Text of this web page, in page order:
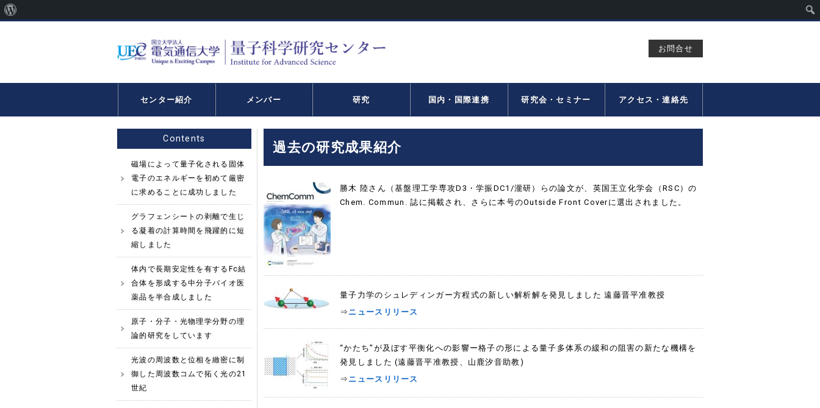
お問合せ
センター紹介 メンバー 研究 国内・国際連携 研究会・セミナー アクセス・連絡先
Contents
磁場によって量子化される固体
電子のエネルギーを初めて厳密
に求めることに成功しました
グラフェンシートの剥離で生じ
る凝着の計算時間を飛躍的に短
縮しました
体内で長期安定性を有するFc結
合体を形成する中分子バイオ医
薬品を半合成しました
原子・分子・光物理学分野の理
論的研究をしています
光波の周波数と位相を緻密に制
御した周波数コムで拓く光の21
世紀
過去の研究成果紹介
勝木 陸さん（基盤理工学専攻D3・学振DC1/瀧研）らの論文が、英国王立化学会（RSC）の
Chem. Commun. 誌に掲載され、さらに本号のOutside Front Coverに選出されました。
量子力学のシュレディンガー方程式の新しい解析解を発見しました 遠藤晋平准教授
⇒ ニュースリリース
“かたち”が及ぼす平衡化への影響ー格子の形による量子多体系の緩和の阻害の新たな機構を
発見しました (遠藤晋平准教授、山鹿汐音助教)
⇒ ニュースリリース